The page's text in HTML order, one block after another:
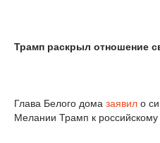
Трамп раскрыл отношение
Глава Белого дома заявил о
Мелании Трамп к российскому